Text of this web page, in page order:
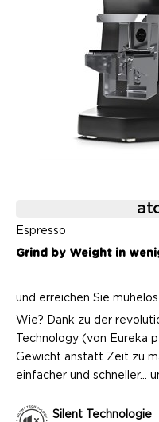
Espresso
Grind by Weight in
und erreichen Sie
Wie? Dank zu der
Technology (von Eureka
Gewicht anstatt Zeit zu
einfacher und schneller…
Silent Technologie